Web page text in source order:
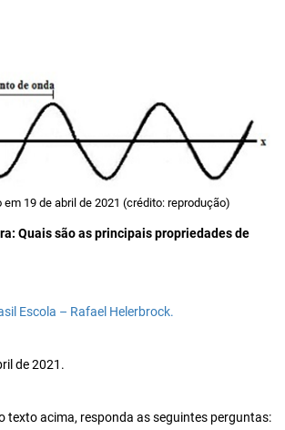
em 19 de abril de 2021 (crédito: reprodução)
Quais são as principais propriedades de
Escola – Rafael Helerbrock.
de 2021.
texto acima, responda as seguintes perguntas: